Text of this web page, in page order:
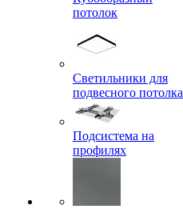
потолок
Светильники для
подвесного потолка
Подсистема на
профилях